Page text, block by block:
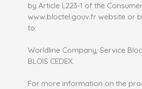
by Article L223-1 of the
www.bloctel.gouv.fr website or
to:
Worldline Company, Service
BLOIS CEDEX.
For more information on the